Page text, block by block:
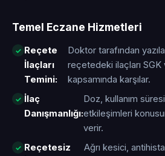
Temel Eczane Hizmetleri
Reçete
İlaçları
Temini:
Doktor tarafından
reçetedeki ilaçları
kapsamında karşılar.
İlaç
Danışmanlığı:
Doz, kullanım
etkileşimleri
verir.
Reçetesiz
Ağrı kesici,